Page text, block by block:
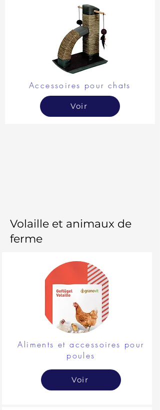
Accessoires pour chats
Voir
Volaille et animaux de
ferme
Aliments et accessoires pour
poules
Voir